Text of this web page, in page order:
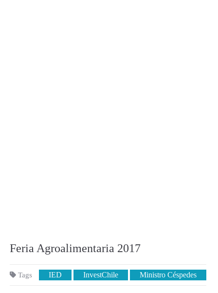
Feria Agroalimentaria 2017
Tags IED InvestChile Ministro Céspedes